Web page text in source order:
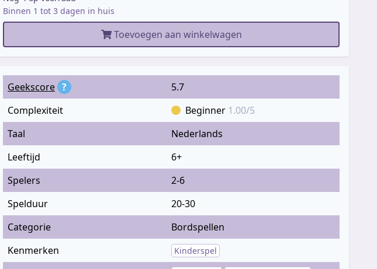
Binnen 1 tot 3 dagen in huis
Toevoegen aan winkelwagen
Geekscore ?
5.7
Complexiteit
Beginner 1.00/5
Taal
Nederlands
Leeftijd
6+
Spelers
2-6
Spelduur
20-30
Categorie
Bordspellen
Kenmerken
Kinderspel